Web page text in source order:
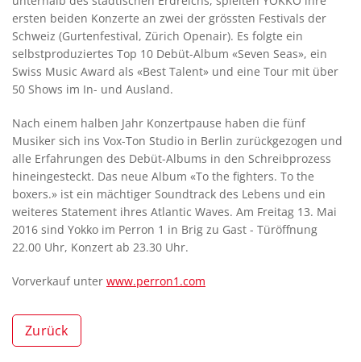
ersten beiden Konzerte an zwei der grössten Festivals der
Schweiz (Gurtenfestival, Zürich Openair). Es folgte ein
selbstproduziertes Top 10 Debüt-Album «Seven Seas», ein
Swiss Music Award als «Best Talent» und eine Tour mit über
50 Shows im In- und Ausland.
Nach einem halben Jahr Konzertpause haben die fünf
Musiker sich ins Vox-Ton Studio in Berlin zurückgezogen und
alle Erfahrungen des Debüt-Albums in den Schreibprozess
hineingesteckt. Das neue Album «To the fighters. To the
boxers.» ist ein mächtiger Soundtrack des Lebens und ein
weiteres Statement ihres Atlantic Waves. Am Freitag 13. Mai
2016 sind Yokko im Perron 1 in Brig zu Gast - Türöffnung
22.00 Uhr, Konzert ab 23.30 Uhr.
Vorverkauf unter www.perron1.com
Zurück